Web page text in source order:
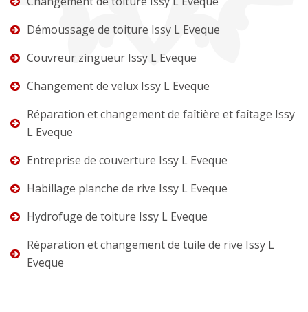
Démoussage de toiture Issy L Eveque
Couvreur zingueur Issy L Eveque
Changement de velux Issy L Eveque
Réparation et changement de faîtière et faîtage Issy
L Eveque
Entreprise de couverture Issy L Eveque
Habillage planche de rive Issy L Eveque
Hydrofuge de toiture Issy L Eveque
Réparation et changement de tuile de rive Issy L
Eveque